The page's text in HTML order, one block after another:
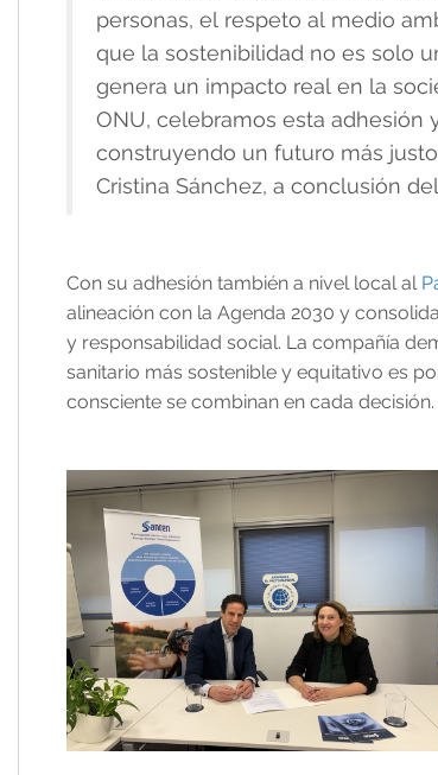
personas, el respeto al medio
que la sostenibilidad no es solo
genera un impacto real en la
ONU, celebramos esta adhesión
construyendo un futuro más
Cristina Sánchez, a conclusión
Con su adhesión también a nivel local al
alineación con la Agenda 2030 y
y responsabilidad social. La compañía
sanitario más sostenible y equitativo es
consciente se combinan en cada decisión.